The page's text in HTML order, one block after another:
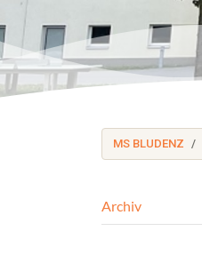
MS BLUDENZ
Archiv